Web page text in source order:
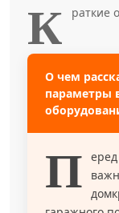
К
раткие
О чем
параметры
П